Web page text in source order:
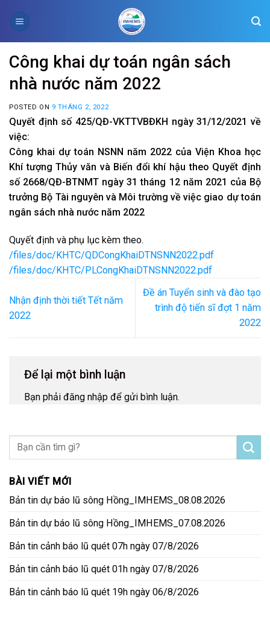
Công khai dự toán ngân sách
nhà nước năm 2022
POSTED ON 9 THÁNG 2, 2022
Quyết định số 425/QĐ-VKTTVBĐKH ngày 31/12/2021 về
việc:
Công khai dự toán NSNN năm 2022 của Viện Khoa học
Khí tượng Thủy văn và Biến đổi khí hậu theo Quyết định
số 2668/QĐ-BTNMT ngày 31 tháng 12 năm 2021 của Bộ
trưởng Bộ Tài nguyên và Môi trường về việc giao dự toán
ngân sách nhà nước năm 2022
Quyết định và phụ lục kèm theo.
/files/doc/KHTC/QDCongKhaiDTNSNN2022.pdf
/files/doc/KHTC/PLCongKhaiDTNSNN2022.pdf
Nhận định thời tiết Tết năm
2022
Đề án Tuyển sinh và đào tạo
trình độ tiến sĩ đợt 1 năm
2022
Để lại một bình luận
Bạn phải đăng nhập để gửi bình luận.
BÀI VIẾT MỚI
Bản tin dự báo lũ sông Hồng_IMHEMS_08.08.2026
Bản tin dự báo lũ sông Hồng_IMHEMS_07.08.2026
Bản tin cảnh báo lũ quét 07h ngày 07/8/2026
Bản tin cảnh báo lũ quét 01h ngày 07/8/2026
Bản tin cảnh báo lũ quét 19h ngày 06/8/2026